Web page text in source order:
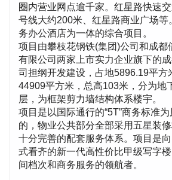
圈内营业网点逾千家。红星路快速
号线大约200米、红星路商业广场等
务办公酒店为一体的综合项目。
项目由攀枝花钢铁(集团)公司和成都
有限公司两家上市实力企业旗下的
司担纲开发建设，占地5896.19平方
44909平方米，总高103米，分为地
层，为框架剪力墙结构体系楼宇。
项目是以国际通行的“5T”商务标准
的，物业公共部分全部采用五星装
十分完善的配套服务体系。项目是
式看齐的新一代高性价比甲级写字
间档次和商务服务的领航者。